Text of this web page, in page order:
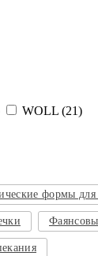
WOLL (21)
формы